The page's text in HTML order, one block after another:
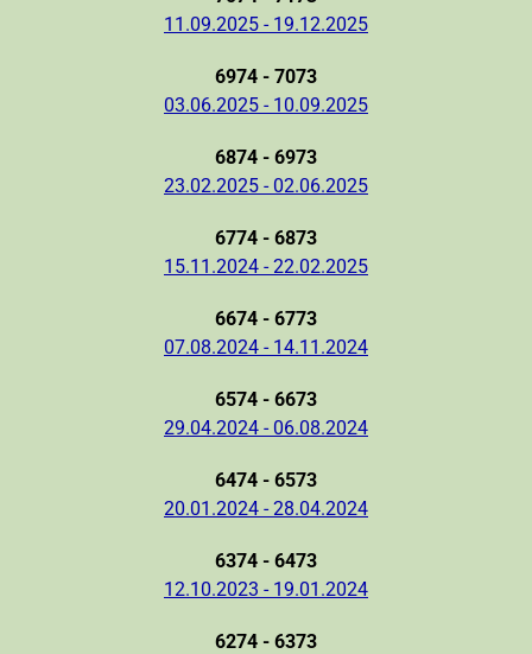
11.09.2025 - 19.12.2025
6974 - 7073
03.06.2025 - 10.09.2025
6874 - 6973
23.02.2025 - 02.06.2025
6774 - 6873
15.11.2024 - 22.02.2025
6674 - 6773
07.08.2024 - 14.11.2024
6574 - 6673
29.04.2024 - 06.08.2024
6474 - 6573
20.01.2024 - 28.04.2024
6374 - 6473
12.10.2023 - 19.01.2024
6274 - 6373